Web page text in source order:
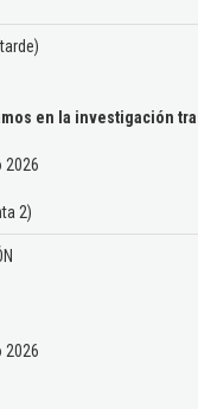
en la investigación
2026
2)
2026